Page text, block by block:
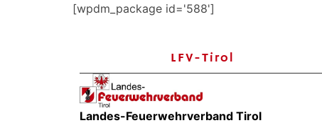
[wpdm_package id='588']
LFV-Tirol
Landes-Feuerwehrverband Tirol